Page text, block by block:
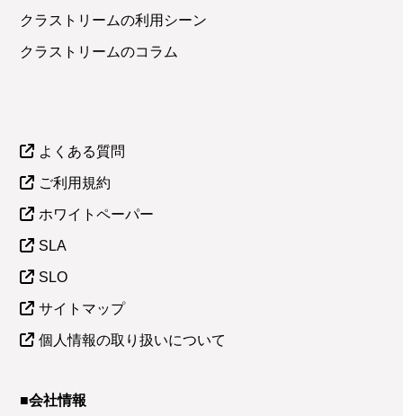
クラストリームの利用シーン
クラストリームのコラム
よくある質問
ご利用規約
ホワイトペーパー
SLA
SLO
サイトマップ
個人情報の取り扱いについて
■会社情報